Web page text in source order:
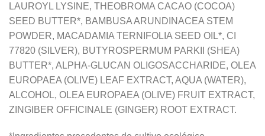
LAUROYL LYSINE, THEOBROMA CACAO (COCOA)
SEED BUTTER*, BAMBUSA ARUNDINACEA STEM
POWDER, MACADAMIA TERNIFOLIA SEED OIL*, CI
77820 (SILVER), BUTYROSPERMUM PARKII (SHEA)
BUTTER*, ALPHA-GLUCAN OLIGOSACCHARIDE, OLEA
EUROPAEA (OLIVE) LEAF EXTRACT, AQUA (WATER),
ALCOHOL, OLEA EUROPAEA (OLIVE) FRUIT EXTRACT,
ZINGIBER OFFICINALE (GINGER) ROOT EXTRACT.